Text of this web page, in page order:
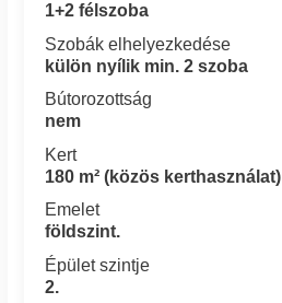
1+2 félszoba
Szobák elhelyezkedése
külön nyílik min. 2 szoba
Bútorozottság
nem
Kert
180 m² (közös kerthasználat)
Emelet
földszint.
Épület szintje
2.